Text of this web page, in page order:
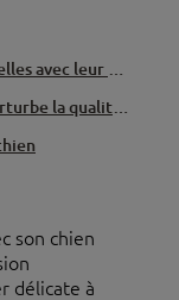
son chien
délicate à